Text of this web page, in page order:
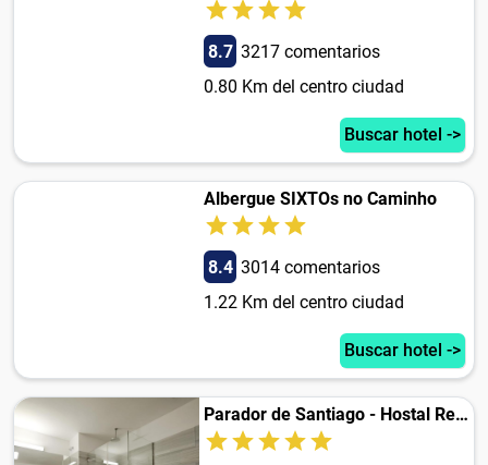
8.7 3217 comentarios
0.80 Km del centro ciudad
Buscar hotel ->
Albergue SIXTOs no Caminho
8.4 3014 comentarios
1.22 Km del centro ciudad
Buscar hotel ->
Parador de Santiago - Hostal Reis Catolicos